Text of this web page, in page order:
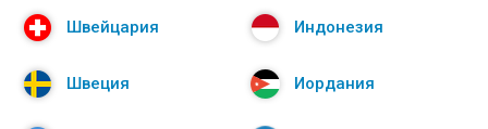
Швейцария
Швеция
Индонезия
Иордания